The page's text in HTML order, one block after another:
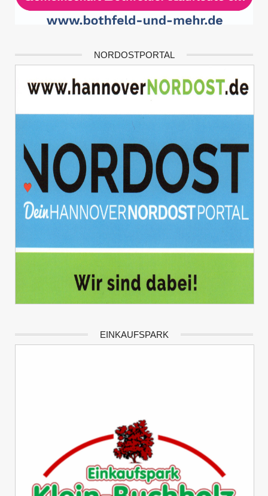
NORDOSTPORTAL
EINKAUFSPARK